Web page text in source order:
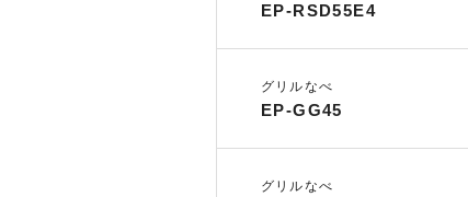
EP-RSD55E4
グリルなべ
EP-GG45
グリルなべ